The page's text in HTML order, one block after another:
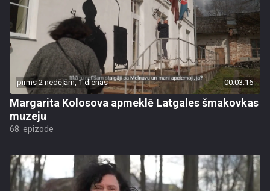
pirms 2 nedēļām, 1 dienas 00:03:16
Margarita Kolosova apmeklē Latgales šmakovkas
muzeju
68. epizode